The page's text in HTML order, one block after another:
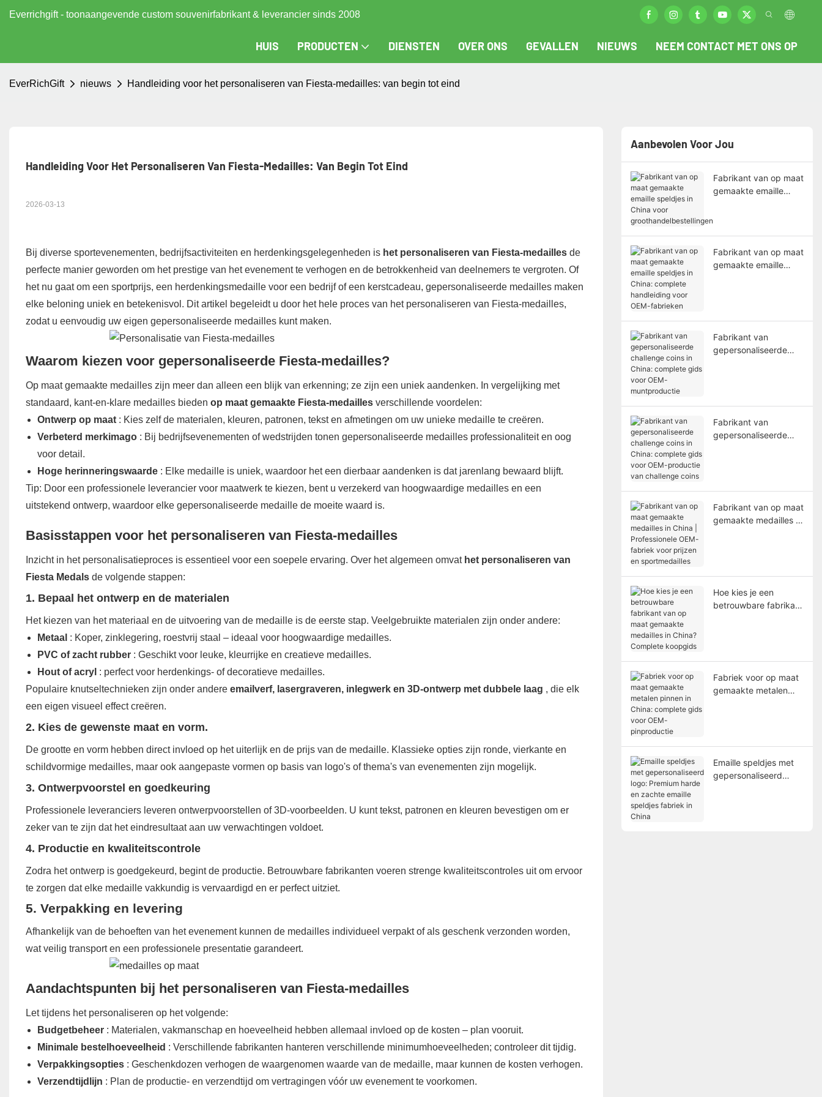
Everrichgift - toonaangevende custom souvenirfabrikant & leverancier sinds 2008
HUIS PRODUCTEN DIENSTEN OVER ONS GEVALLEN NIEUWS NEEM CONTACT MET ONS OP
EverRichGift nieuws Handleiding voor het personaliseren van Fiesta-medailles: van begin tot eind
Handleiding Voor Het Personaliseren Van Fiesta-Medailles: Van Begin Tot Eind
2026-03-13
Bij diverse sportevenementen, bedrijfsactiviteiten en herdenkingsgelegenheden is het personaliseren van Fiesta-medaillesde
perfecte manier geworden om het prestige van het evenement te verhogen en de betrokkenheid van deelnemers te vergroten. Of
het nu gaat om een ​​sportprijs, een herdenkingsmedaille voor een bedrijf of een kerstcadeau, gepersonaliseerde medailles maken
elke beloning uniek en betekenisvol. Dit artikel begeleidt u door het hele proces van het personaliseren van Fiesta-medailles,
zodat u eenvoudig uw eigen gepersonaliseerde medailles kunt maken.
Waarom kiezen voor gepersonaliseerde Fiesta-medailles?
Op maat gemaakte medailles zijn meer dan alleen een blijk van erkenning; ze zijn een uniek aandenken. In vergelijking met
standaard, kant-en-klare medailles bieden op maat gemaakte Fiesta-medaillesverschillende voordelen:
Ontwerp op maat : Kies zelf de materialen, kleuren, patronen, tekst en afmetingen om uw unieke medaille te creëren.
Verbeterd merkimago : Bij bedrijfsevenementen of wedstrijden tonen gepersonaliseerde medailles professionaliteit en oog
voor detail.
Hoge herinneringswaarde : Elke medaille is uniek, waardoor het een dierbaar aandenken is dat jarenlang bewaard blijft.
Tip: Door een professionele leverancier voor maatwerk te kiezen, bent u verzekerd van hoogwaardige medailles en een
uitstekend ontwerp, waardoor elke gepersonaliseerde medaille de moeite waard is.
Basisstappen voor het personaliseren van Fiesta-medailles
Inzicht in het personalisatieproces is essentieel voor een soepele ervaring. Over het algemeen omvat het personaliseren van
Fiesta Medalsde volgende stappen:
1. Bepaal het ontwerp en de materialen
Het kiezen van het materiaal en de uitvoering van de medaille is de eerste stap. Veelgebruikte materialen zijn onder andere:
Metaal : Koper, zinklegering, roestvrij staal – ideaal voor hoogwaardige medailles.
PVC of zacht rubber : Geschikt voor leuke, kleurrijke en creatieve medailles.
Hout of acryl : perfect voor herdenkings- of decoratieve medailles.
Populaire knutseltechnieken zijn onder andere emailverf, lasergraveren, inlegwerk en 3D-ontwerp met dubbele laag , die elk
een eigen visueel effect creëren.
2. Kies de gewenste maat en vorm.
De grootte en vorm hebben direct invloed op het uiterlijk en de prijs van de medaille. Klassieke opties zijn ronde, vierkante en
schildvormige medailles, maar ook aangepaste vormen op basis van logo's of thema's van evenementen zijn mogelijk.
3. Ontwerpvoorstel en goedkeuring
Professionele leveranciers leveren ontwerpvoorstellen of 3D-voorbeelden. U kunt tekst, patronen en kleuren bevestigen om er
zeker van te zijn dat het eindresultaat aan uw verwachtingen voldoet.
4. Productie en kwaliteitscontrole
Zodra het ontwerp is goedgekeurd, begint de productie. Betrouwbare fabrikanten voeren strenge kwaliteitscontroles uit om ervoor
te zorgen dat elke medaille vakkundig is vervaardigd en er perfect uitziet.
5. Verpakking en levering
Afhankelijk van de behoeften van het evenement kunnen de medailles individueel verpakt of als geschenk verzonden worden,
wat veilig transport en een professionele presentatie garandeert.
Aandachtspunten bij het personaliseren van Fiesta-medailles
Let tijdens het personaliseren op het volgende:
Budgetbeheer : Materialen, vakmanschap en hoeveelheid hebben allemaal invloed op de kosten – plan vooruit.
Minimale bestelhoeveelheid : Verschillende fabrikanten hanteren verschillende minimumhoeveelheden; controleer dit tijdig.
Verpakkingsopties : Geschenkdozen verhogen de waargenomen waarde van de medaille, maar kunnen de kosten verhogen.
Verzendtijdlijn : Plan de productie- en verzendtijd om vertragingen vóór uw evenement te voorkomen.
Aanbevolen Voor Jou
Fabrikant van op maat
gemaakte emaille
Fabrikant van op maat
gemaakte emaille
Fabrikant van
gepersonaliseerde
Fabrikant van
gepersonaliseerde
Fabrikant van op maat
gemaakte medailles in
Hoe kies je een
betrouwbare fabrikant
Fabriek voor op maat
gemaakte metalen
Emaille speldjes met
gepersonaliseerd